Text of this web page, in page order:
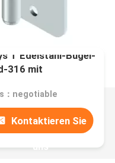
T Edelstahl-Bügel-
316 mit
：negotiable
Kontaktieren Sie
uns